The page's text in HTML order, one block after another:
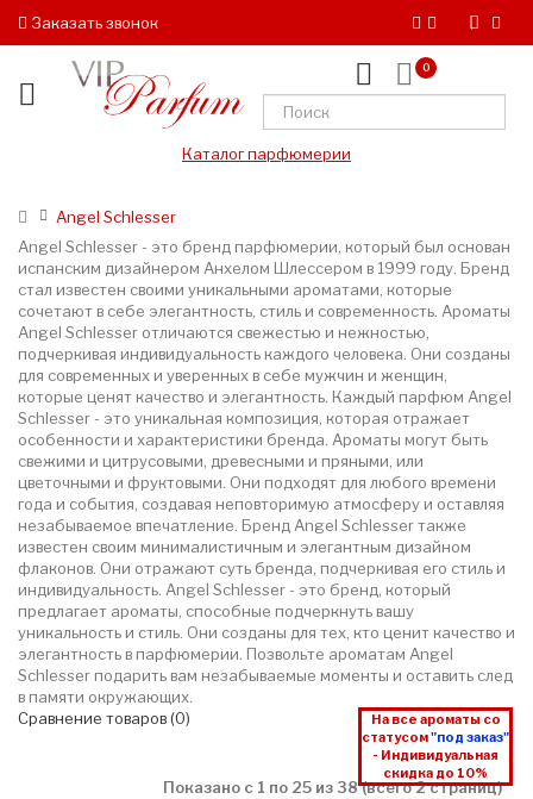
Заказать звонок
0
Каталог парфюмерии
Angel Schlesser
Angel Schlesser - это бренд парфюмерии, который был основан
испанским дизайнером Анхелом Шлессером в 1999 году. Бренд
стал известен своими уникальными ароматами, которые
сочетают в себе элегантность, стиль и современность. Ароматы
Angel Schlesser отличаются свежестью и нежностью,
подчеркивая индивидуальность каждого человека. Они созданы
для современных и уверенных в себе мужчин и женщин,
которые ценят качество и элегантность. Каждый парфюм Angel
Schlesser - это уникальная композиция, которая отражает
особенности и характеристики бренда. Ароматы могут быть
свежими и цитрусовыми, древесными и пряными, или
цветочными и фруктовыми. Они подходят для любого времени
года и события, создавая неповторимую атмосферу и оставляя
незабываемое впечатление. Бренд Angel Schlesser также
известен своим минималистичным и элегантным дизайном
флаконов. Они отражают суть бренда, подчеркивая его стиль и
индивидуальность. Angel Schlesser - это бренд, который
предлагает ароматы, способные подчеркнуть вашу
уникальность и стиль. Они созданы для тех, кто ценит качество и
элегантность в парфюмерии. Позвольте ароматам Angel
Schlesser подарить вам незабываемые моменты и оставить след
в памяти окружающих.
На все ароматы со
статусом"под заказ"
- Индивидуальная
скидка до 10%
Сравнение товаров (0)
Показано с 1 по 25 из 38 (всего 2 страниц)